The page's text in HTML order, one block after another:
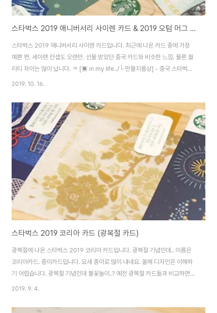
스타벅스 2019 애니버서리 사이렌 카드 & 2019 오텀 머그 카드
스타벅스 2019 애니버서리 사이렌 카드입니다. 최근에 나온 카드 중에 가장
예쁜 편. 세이렌 컨셉도 오랜만. 선물 받았던 중국 카드와 비슷한 느낌. 물론 퀄
리티 차이는 많이 납니다. ㅋ [▣ in my life../└ 만물지름상] - 중국 스타벅스
카드 & 포켓 선물 받았어요! 중국 스타벅스 카드 & 포켓 선물 받았어요! 지수가
카드. 중국 홈페이지 들어가봐도 카드 이름은 못 찾겠어요. @_@ 뭐 아마 쓸일
은 없겠지만... ㅡ_ㅜ 가죽 포켓은 민트색으.. noleter.net 그리고 2019 오텀
머그 카드. 머그모양 카드도 오랜만이네요. 그닥 예쁘진 않아요. -ㅂ-; 좌측은
2018 오텀 머그 카드입니다.
2019. 10. 16.
스타벅스 2019 코리아 카드 (광복절 카드)
광복절에 나온 스타벅스 2019 코리아 카드입니다. 광복절 기념인데.. 이름은
코리아카드. 종이카드입니다. 요새 종이로 많이 내네요. 올해 디자인은 이해하
기 어렵습니다. 광복절 기념인데 불꽃놀이..? 예전 광복절 카드들과 비교하면
더욱 더 그렇죠. [▣ in my life../└ 만물지름상] - 스타벅스 815 카드 (2017
를 돌아 겨우 구했네요. 광복절에 나온 스타벅스 815 카드입니다. 정식 명칭은
2019. 9. 4.